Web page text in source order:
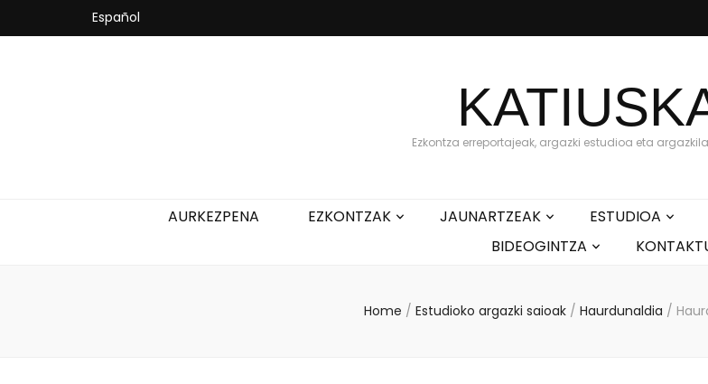
Español
Ezkontza erreportajeak, argazki estudioa eta
AURKEZPENA EZKONTZAK JAUNARTZEAK ESTUDIOA
BIDEOGINTZA
Home / Estudioko argazki saioak / Haurdunaldia /